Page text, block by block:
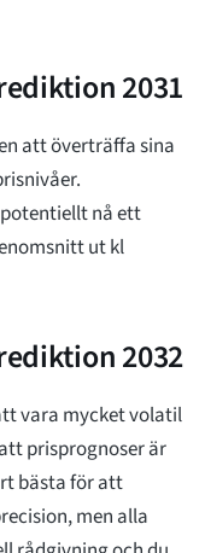
2031
att överträffa sina
nå ett
ut kl
2032
vara mycket volatil
prisprognoser är
bästa för att
men alla